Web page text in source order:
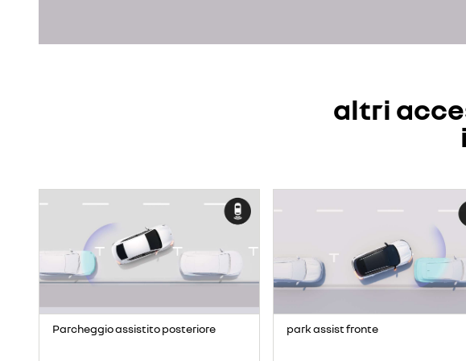
altri
Parcheggio assistito posteriore park assist fronte